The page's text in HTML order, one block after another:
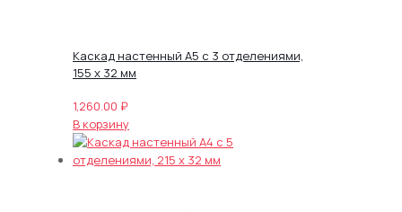
Каскад настенный А5 с 3 отделениями,
155 х 32 мм
1,260.00 ₽
В корзину